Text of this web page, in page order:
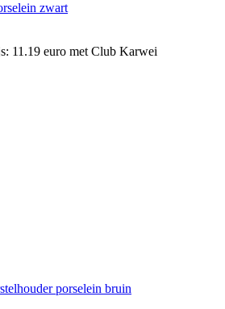
zwart
11.19 euro met Club Karwei
porselein bruin